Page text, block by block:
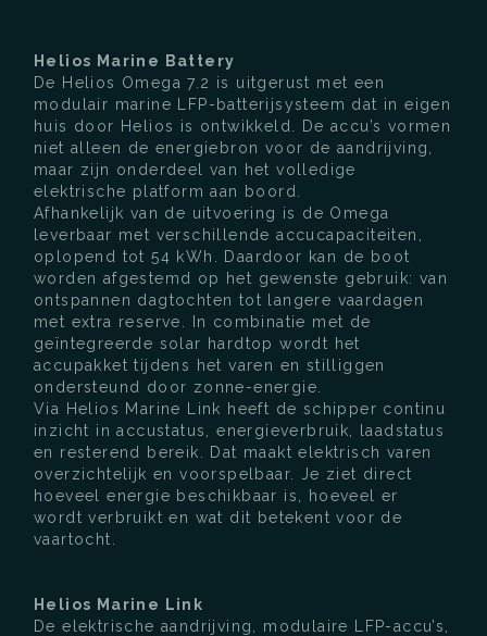
Helios Marine Battery
De Helios Omega 7.2 is uitgerust met een
modulair marine LFP-batterijsysteem dat in eigen
huis door Helios is ontwikkeld. De accu’s vormen
niet alleen de energiebron voor de aandrijving,
maar zijn onderdeel van het volledige
elektrische platform aan boord.
Afhankelijk van de uitvoering is de Omega
leverbaar met verschillende accucapaciteiten,
oplopend tot 54 kWh. Daardoor kan de boot
worden afgestemd op het gewenste gebruik: van
ontspannen dagtochten tot langere vaardagen
met extra reserve. In combinatie met de
geïntegreerde solar hardtop wordt het
accupakket tijdens het varen en stilliggen
ondersteund door zonne-energie.
Via Helios Marine Link heeft de schipper continu
inzicht in accustatus, energieverbruik, laadstatus
en resterend bereik. Dat maakt elektrisch varen
overzichtelijk en voorspelbaar. Je ziet direct
hoeveel energie beschikbaar is, hoeveel er
wordt verbruikt en wat dit betekent voor de
vaartocht.
Helios Marine Link
De elektrische aandrijving, modulaire LFP-accu’s,